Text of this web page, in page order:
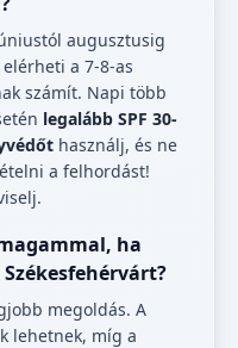
augusztusig
a 7-8-as
számít. Napi több
legalább SPF 30-
használj, és ne
a felhordást!
ha
megoldás. A
lehetnek, míg a